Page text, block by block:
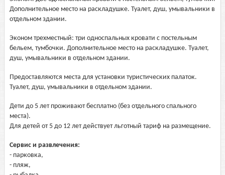
Дополнительное место на раскладушке. Туалет, душ, умывальники в
отдельном здании.
Эконом трехместный: три односпальных кровати с постельным
бельем, тумбочки. Дополнительное место на раскладушке. Туалет,
душ, умывальники в отдельном здании.
Предоставляются места для установки туристических палаток.
Туалет, душ, умывальники в отдельном здании.
Дети до 5 лет проживают бесплатно (без отдельного спального
места).
Для детей от 5 до 12 лет действует льготный тариф на размещение.
Сервис и развлечения:
- парковка,
- пляж,